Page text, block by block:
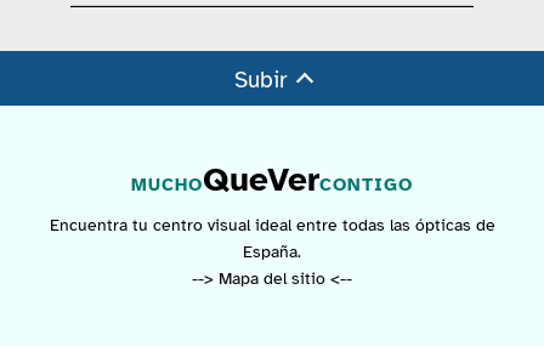
Subir
MUCHOQueVerCONTIGO
Encuentra tu centro visual ideal entre todas las ópticas de
España.
--> Mapa del sitio <--